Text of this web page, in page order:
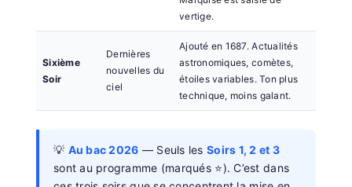
vertige.
Sixième
Soir
Dernières
nouvelles du
ciel
Ajouté en 1687. Actualités
astronomiques, comètes,
étoiles variables. Ton plus
technique, moins galant.
💡 Au bac 2026 — Seuls lesSoirs 1, 2 et 3
sont au programme (marqués ⭐). C’est dans